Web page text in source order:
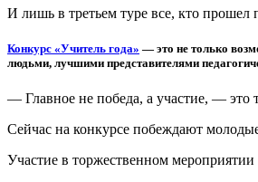
И лишь в третьем туре все, кто
Конкурс «Учитель года» — это не только
людьми, лучшими представителями
— Главное не победа, а участие, — это
Сейчас на конкурсе побеждают
Участие в торжественном